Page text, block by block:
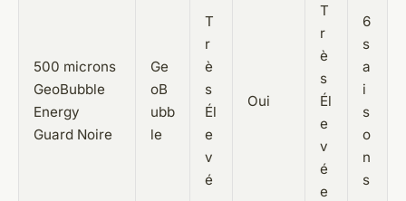
500 microns
GeoBubble
Energy
Guard Noire
Ge
oB
ubb
le
T
r
è
s
Él
e
v
é
Oui
T
r
è
s
Él
e
v
é
e
6
s
a
i
s
o
n
s